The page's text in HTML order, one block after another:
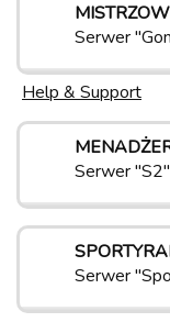
Serwer
Help & Support
Serwer "S2"
Serwer